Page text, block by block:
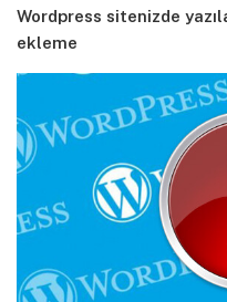
Wordpress sitenizde
ekleme